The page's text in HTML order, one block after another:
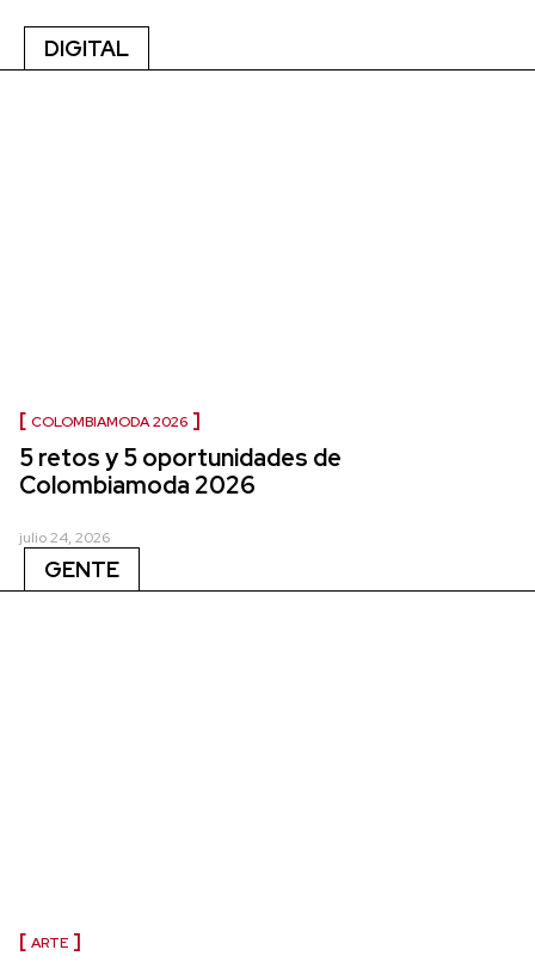
DIGITAL
COLOMBIAMODA 2026
5 retos y 5 oportunidades de
Colombiamoda 2026
julio 24, 2026
GENTE
ARTE